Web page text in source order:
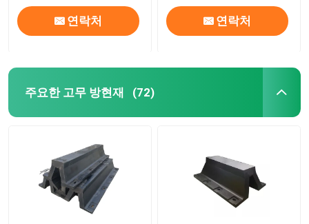
연락처 연락처
주요한 고무 방현재 (72)